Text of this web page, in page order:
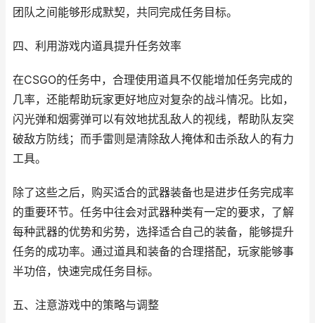
团队之间能够形成默契，共同完成任务目标。
四、利用游戏内道具提升任务效率
在CSGO的任务中，合理使用道具不仅能增加任务完成的
几率，还能帮助玩家更好地应对复杂的战斗情况。比如，
闪光弹和烟雾弹可以有效地扰乱敌人的视线，帮助队友突
破敌方防线；而手雷则是清除敌人掩体和击杀敌人的有力
工具。
除了这些之后，购买适合的武器装备也是进步任务完成率
的重要环节。任务中往会对武器种类有一定的要求，了解
每种武器的优势和劣势，选择适合自己的装备，能够提升
任务的成功率。通过道具和装备的合理搭配，玩家能够事
半功倍，快速完成任务目标。
五、注意游戏中的策略与调整